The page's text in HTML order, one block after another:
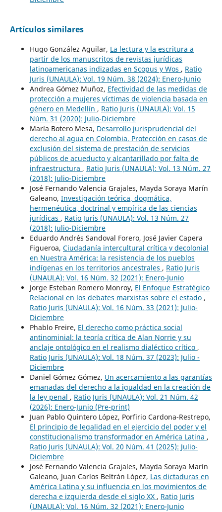
Artículos similares
Hugo González Aguilar, La lectura y la escritura a
partir de los manuscritos de revistas jurídicas
latinoamericanas indizadas en Scopus y Wos , Ratio
Juris (UNAULA): Vol. 19 Núm. 38 (2024): Enero-Junio
Andrea Gómez Muñoz, Efectividad de las medidas de
protección a mujeres víctimas de violencia basada en
género en Medellín , Ratio Juris (UNAULA): Vol. 15
Núm. 31 (2020): Julio-Diciembre
María Botero Mesa, Desarrollo jurisprudencial del
derecho al agua en Colombia. Protección en casos de
exclusión del sistema de prestación de servicios
públicos de acueducto y alcantarillado por falta de
infraestructura , Ratio Juris (UNAULA): Vol. 13 Núm. 27
(2018): Julio-Diciembre
José Fernando Valencia Grajales, Mayda Soraya Marín
Galeano, Investigación teórica, dogmática,
hermenéutica, doctrinal y empírica de las ciencias
jurídicas , Ratio Juris (UNAULA): Vol. 13 Núm. 27
(2018): Julio-Diciembre
Eduardo Andrés Sandoval Forero, José Javier Capera
Figueroa, Ciudadanía intercultural crítica y decolonial
en Nuestra América: la resistencia de los pueblos
indígenas en los territorios ancestrales , Ratio Juris
(UNAULA): Vol. 16 Núm. 32 (2021): Enero-Junio
Jorge Esteban Romero Monroy, El Enfoque Estratégico
Relacional en los debates marxistas sobre el estado ,
Ratio Juris (UNAULA): Vol. 16 Núm. 33 (2021): Julio-
Diciembre
Phablo Freire, El derecho como práctica social
antinominial: la teoría crítica de Alan Norrie y su
anclaje ontológico en el realismo dialéctico crítico ,
Ratio Juris (UNAULA): Vol. 18 Núm. 37 (2023): Julio -
Diciembre
Daniel Gómez Gómez, Un acercamiento a las garantías
emanadas del derecho a la igualdad en la creación de
la ley penal , Ratio Juris (UNAULA): Vol. 21 Núm. 42
(2026): Enero-Junio (Pre-print)
Juan Pablo Quintero López, Porfirio Cardona-Restrepo,
El principio de legalidad en el ejercicio del poder y el
constitucionalismo transformador en América Latina ,
Ratio Juris (UNAULA): Vol. 20 Núm. 41 (2025): Julio-
Diciembre
José Fernando Valencia Grajales, Mayda Soraya Marín
Galeano, Juan Carlos Beltrán López, Las dictaduras en
América Latina y su influencia en los movimientos de
derecha e izquierda desde el siglo XX , Ratio Juris
(UNAULA): Vol. 16 Núm. 32 (2021): Enero-Junio